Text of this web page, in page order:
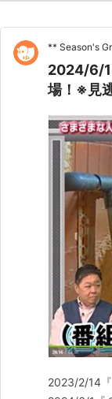
** Season's
2024/6/1
場！※見
2023/2/14『